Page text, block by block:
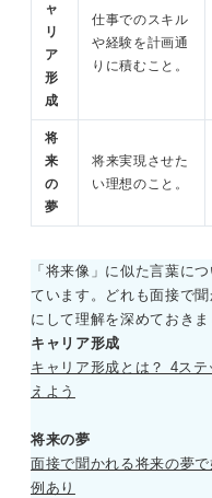
ャ
リ
ア
形
成
仕事でのスキル
や経験を計画通
りに積むこと。
将
来
の
夢
将来実現させた
い理想のこと。
「将来像」に似た言葉に
ています。どれも面接で
にして理解を深めておきま
キャリア形成
キャリア形成とは？ 4ス
えよう
将来の夢
面接で聞かれる将来の夢
例あり